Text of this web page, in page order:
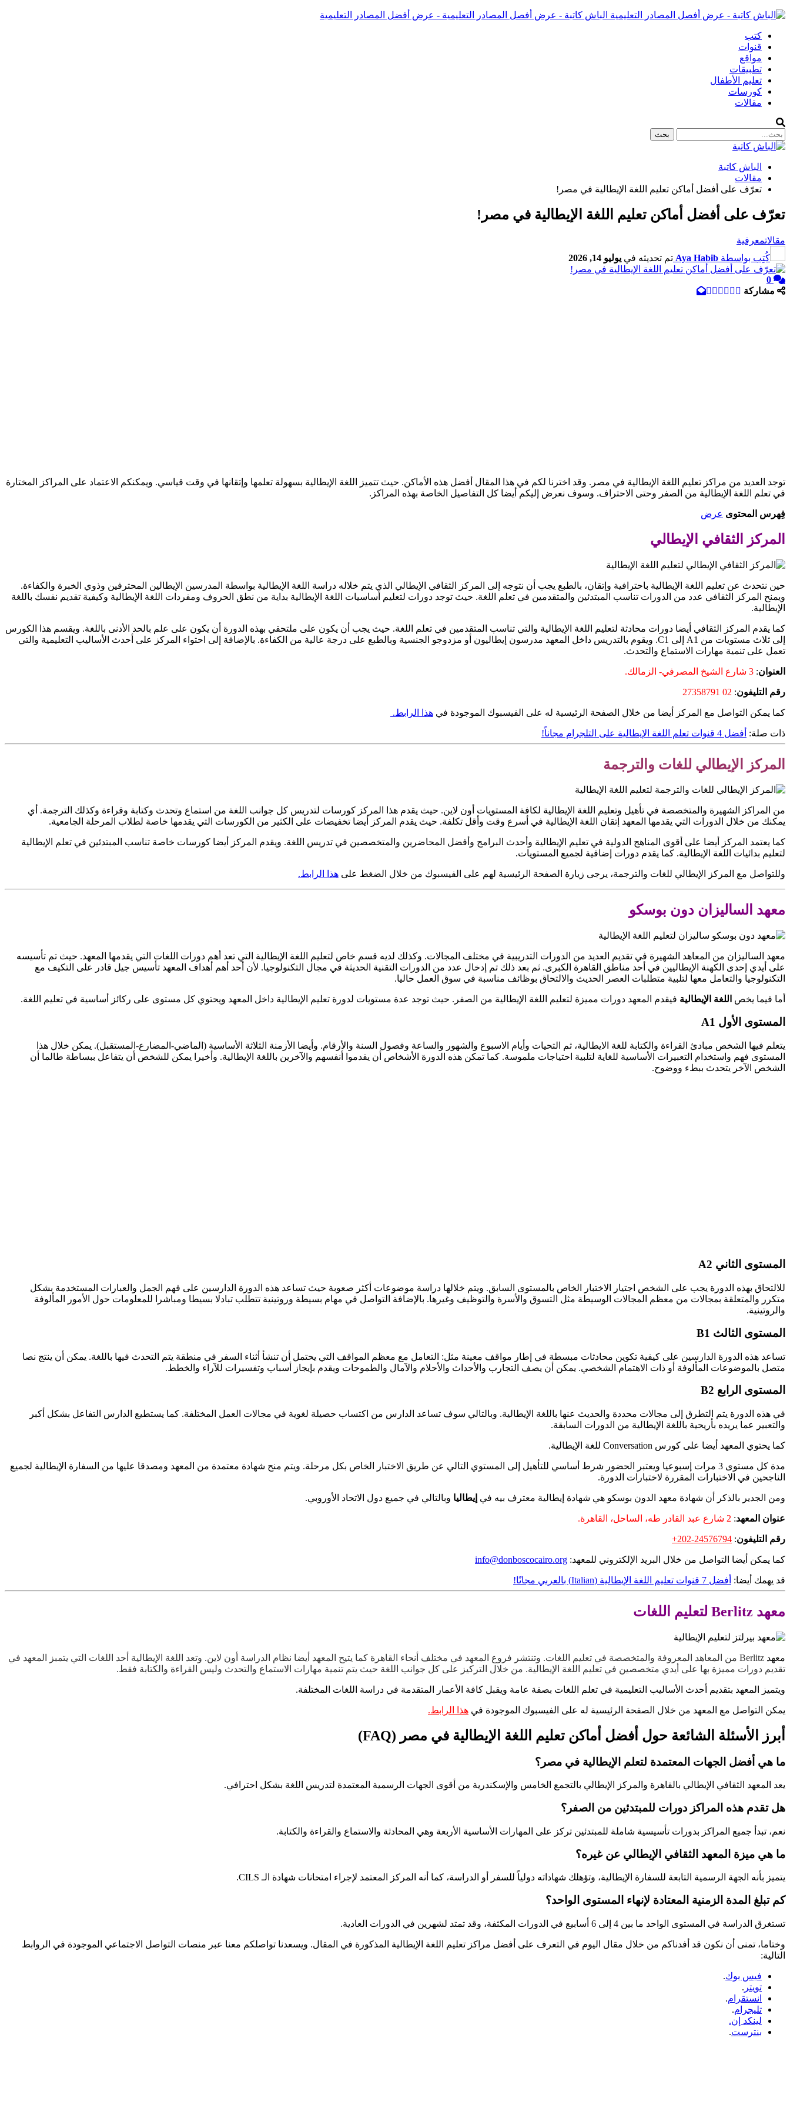
الباش كاتبة - عرض أفصل المصادر التعليمية - عرض أفضل المصادر التعليمية
كتب
قنوات
مواقع
تطبيقات
تعليم الأطفال
كورسات
مقالات
الباش كاتبة
مقالات
تعرّف على أفضل أماكن تعليم اللغة الإيطالية في مصر!
تعرّف على أفضل أماكن تعليم اللغة الإيطالية في مصر!
مقالاتمعرفية
كُتِب بواسطة Aya Habib تم تحديثه في يوليو 14, 2026
0
مشاركة
توجد العديد من مراكز تعليم اللغة الإيطالية في مصر. وقد اخترنا لكم في هذا المقال أفضل هذه الأماكن. حيث تتميز اللغة الإيطالية بسهولة تعلمها وإتقانها في وقت قياسي. ويمكنكم الاعتماد على المراكز المختارة
في تعلم اللغة الإيطالية من الصفر وحتى الاحتراف. وسوف نعرض إليكم أيضا كل التفاصيل الخاصة بهذه المراكز.
فِهرس المحتوى عرض
المركز الثقافي الإيطالي
حين نتحدث عن تعليم اللغة الإيطالية باحترافية وإتقان، بالطبع يجب أن نتوجه إلى المركز الثقافي الإيطالي الذي يتم خلاله دراسة اللغة الإيطالية بواسطة المدرسين الإيطالين المحترفين وذوي الخبرة والكفاءة.
ويمنح المركز الثقافي عدد من الدورات تناسب المبتدئين والمتقدمين في تعلم اللغة. حيث توجد دورات لتعليم أساسيات اللغة الإيطالية بداية من نطق الحروف ومفردات اللغة الإيطالية وكيفية تقديم نفسك باللغة
الإيطالية.
كما يقدم المركز الثقافي أيضا دورات محادثة لتعليم اللغة الإيطالية والتي تناسب المتقدمين في تعلم اللغة. حيث يجب أن يكون على ملتحقي بهذه الدورة أن يكون على علم بالحد الأدنى باللغة. ويقسم هذا الكورس
إلى ثلاث مستويات من A1 إلى C1. ويقوم بالتدريس داخل المعهد مدرسون إيطاليون أو مزدوجو الجنسية وبالطبع على درجة عالية من الكفاءة. بالإضافة إلى احتواء المركز على أحدث الأساليب التعليمية والتي
تعمل على تنمية مهارات الاستماع والتحدث.
العنوان: 3 شارع الشيخ المصرفي- الزمالك.
رقم التليفون:
02 27358791
كما يمكن التواصل مع المركز أيضا من خلال الصفحة الرئيسية له على الفيسبوك الموجودة في هذا الرابط.
ذات صلة: أفضل 4 قنوات تعلم اللغة الإيطالية على التلجرام مجاناً!
المركز الإيطالي للغات والترجمة
من المراكز الشهيرة والمتخصصة في تأهيل وتعليم اللغة الإيطالية لكافة المستويات أون لاين. حيث يقدم هذا المركز كورسات لتدريس كل جوانب اللغة من استماع وتحدث وكتابة وقراءة وكذلك الترجمة. أي
يمكنك من خلال الدورات التي يقدمها المعهد إتقان اللغة الإيطالية في أسرع وقت وأقل تكلفة. حيث يقدم المركز أيضا تخفيضات على الكثير من الكورسات التي يقدمها خاصة لطلاب المرحلة الجامعية.
كما يعتمد المركز أيضا على أقوى المناهج الدولية في تعليم الإيطالية وأحدث البرامج وأفضل المحاضرين والمتخصصين في تدريس اللغة. ويقدم المركز أيضا كورسات خاصة تناسب المبتدئين في تعلم الإيطالية
لتعليم بدائيات اللغة الإيطالية. كما يقدم دورات إضافية لجميع المستويات.
وللتواصل مع المركز الإيطالي للغات والترجمة، يرجى زيارة الصفحة الرئيسية لهم على الفيسبوك من خلال الضغط على هذا الرابط.
معهد الساليزان دون بوسكو
معهد الساليزان من المعاهد الشهيرة في تقديم العديد من الدورات التدريبية في مختلف المجالات. وكذلك لديه قسم خاص لتعليم اللغة الإيطالية التي تعد أهم دورات اللغات التي يقدمها المعهد. حيث تم تأسيسه
على أيدي إحدى الكهنة الإيطاليين في أحد مناطق القاهرة الكبرى. ثم بعد ذلك تم إدخال عدد من الدورات التقنية الحديثة في مجال التكنولوجيا. لأن أحد أهم أهداف المعهد تأسيس جيل قادر على التكيف مع
التكنولوجيا والتعامل معها لتلبية متطلبات العصر الحديث والالتحاق بوظائف مناسبة في سوق العمل حاليا.
أما فيما يخص اللغة الإيطالية فيقدم المعهد دورات مميزة لتعليم اللغة الإيطالية من الصفر. حيث توجد عدة مستويات لدورة تعليم الإيطالية داخل المعهد ويحتوي كل مستوى على ركائز أساسية في تعليم اللغة.
المستوى الأول A1
يتعلم فيها الشخص مبادئ القراءة والكتابة للغة الايطالية، ثم التحيات وأيام الاسبوع والشهور والساعة وفصول السنة والأرقام. وأيضا الأزمنة الثلاثة الأساسية (الماضي-المضارع-المستقبل). يمكن خلال هذا
المستوى فهم واستخدام التعبيرات الأساسية للغاية لتلبية احتياجات ملموسة. كما تمكن هذه الدورة الأشخاص أن يقدموا أنفسهم والآخرين باللغة الإيطالية. وأخيرا يمكن للشخص أن يتفاعل ببساطة طالما أن
الشخص الآخر يتحدث ببطء ووضوح.
المستوى الثاني A2
للالتحاق بهذه الدورة يجب على الشخص اجتيار الاختبار الخاص بالمستوى السابق. ويتم خلالها دراسة موضوعات أكثر صعوبة حيث تساعد هذه الدورة الدارسين على فهم الجمل والعبارات المستخدمة بشكل
متكرر والمتعلقة بمجالات من معظم المجالات الوسيطة مثل التسوق والأسرة والتوظيف وغيرها. بالإضافة التواصل في مهام بسيطة وروتينية تتطلب تبادلا بسيطا ومباشرا للمعلومات حول الأمور المألوفة
والروتينية.
المستوى الثالث B1
تساعد هذه الدورة الدارسين على كيفية تكوين محادثات مبسطة في إطار مواقف معينة مثل: التعامل مع معظم المواقف التي يحتمل أن تنشأ أثناء السفر في منطقة يتم التحدث فيها باللغة. يمكن أن ينتج نصا
متصل بالموضوعات المألوفة أو ذات الاهتمام الشخصي. يمكن أن يصف التجارب والأحداث والأحلام والآمال والطموحات ويقدم بإيجاز أسباب وتفسيرات للآراء والخطط.
المستوى الرابع B2
في هذه الدورة يتم التطرق إلى مجالات محددة والحديث عنها باللغة الإيطالية. وبالتالي سوف تساعد الدارس من اكتساب حصيلة لغوية في مجالات العمل المختلفة. كما يستطيع الدارس التفاعل بشكل أكبر
والتعبير عما يريده بأريحية باللغة الإيطالية من الدورات السابقة.
كما يحتوي المعهد أيضا على كورس Conversation للغة الإيطالية.
مدة كل مستوى 3 مرات إسبوعيا ويعتبر الحضور شرط أساسي للتأهيل إلى المستوي التالي عن طريق الاختبار الخاص بكل مرحلة. ويتم منح شهادة معتمدة من المعهد ومصدقا عليها من السفارة الإيطالية لجميع
الناجحين في الاختبارات المقررة لاختبارات الدورة.
ومن الجدير بالذكر أن شهادة معهد الدون بوسكو هي شهادة إيطالية معترف بيه في إيطاليا وبالتالي في جميع دول الاتحاد الأوروبي.
عنوان المعهد: 2 شارع عبد القادر طه، الساحل، القاهرة.
رقم التليفون:
+202-24576794
كما يمكن أيضا التواصل من خلال البريد الإلكتروني للمعهد: info@donboscocairo.org
قد يهمك أيضا: أفضل 7 قنوات تعليم اللغة الإيطالية (Italian) بالعربي مجانًا!
معهد Berlitz لتعليم اللغات
معهد
Berlitz من المعاهد المعروفة والمتخصصة في تعليم اللغات. وتنتشر فروع المعهد في مختلف أنحاء القاهرة كما يتيح المعهد أيضا نظام الدراسة أون لاين. وتعد اللغة الإيطالية أحد اللغات التي يتمبز المعهد في
تقديم دورات مميزة بها على أيدي متخصصين في تعليم اللغة الإيطالية. من خلال التركيز على كل جوانب اللغة حيث يتم تنمية مهارات الاستماع والتحدث وليس القراءة والكتابة فقط.
ويتميز المعهد بتقديم أحدث الأساليب التعليمية في تعلم اللغات بصفة عامة ويقبل كافة الأعمار المتقدمة في دراسة اللغات المختلفة.
يمكن التواصل مع المعهد من خلال الصفحة الرئيسية له على الفيسبوك الموجودة في هذا الرابط.
أبرز الأسئلة الشائعة حول أفضل أماكن تعليم اللغة الإيطالية في مصر (FAQ)
ما هي أفضل الجهات المعتمدة لتعلم الإيطالية في مصر؟
يعد المعهد الثقافي الإيطالي بالقاهرة والمركز الإيطالي بالتجمع الخامس والإسكندرية من أقوى الجهات الرسمية المعتمدة لتدريس اللغة بشكل احترافي.
هل تقدم هذه المراكز دورات للمبتدئين من الصفر؟
نعم، تبدأ جميع المراكز بدورات تأسيسية شاملة للمبتدئين تركز على المهارات الأساسية الأربعة وهي المحادثة والاستماع والقراءة والكتابة.
ما هي ميزة المعهد الثقافي الإيطالي عن غيره؟
يتميز بأنه الجهة الرسمية التابعة للسفارة الإيطالية، وتؤهلك شهاداته دولياً للسفر أو الدراسة، كما أنه المركز المعتمد لإجراء امتحانات شهادة الـ CILS.
كم تبلغ المدة الزمنية المعتادة لإنهاء المستوى الواحد؟
تستغرق الدراسة في المستوى الواحد ما بين 4 إلى 6 أسابيع في الدورات المكثفة، وقد تمتد لشهرين في الدورات العادية.
وختاما، تمنى أن نكون قد أفدناكم من خلال مقال اليوم في التعرف على أفضل مراكز تعليم اللغة الإيطالية المذكورة في المقال. ويسعدنا تواصلكم معنا عبر منصات التواصل الاجتماعي الموجودة في الروابط
التالية:
فيس بوك.
تويتر .
انستقرام.
تليجرام.
لينكد إن.
بنترست.